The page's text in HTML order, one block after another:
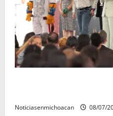
Noticiasenmichoacan 08/07/